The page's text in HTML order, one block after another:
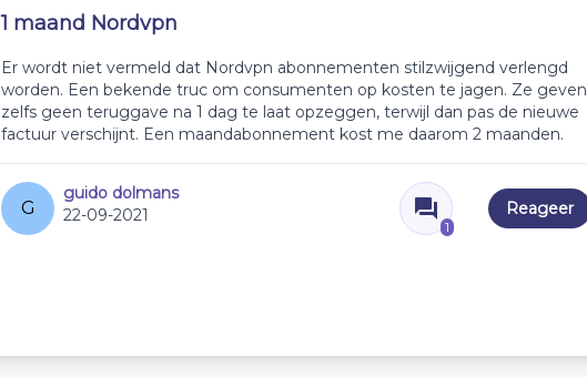
1 maand Nordvpn
Er wordt niet vermeld dat Nordvpn abonnementen stilzwijgend verlengd
worden. Een bekende truc om consumenten op kosten te jagen. Ze geven
zelfs geen teruggave na 1 dag te laat opzeggen, terwijl dan pas de nieuwe
factuur verschijnt. Een maandabonnement kost me daarom 2 maanden.
G
guido dolmans
22-09-2021
1
Reageer